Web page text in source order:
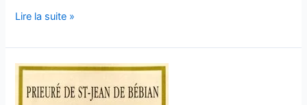
Coteaux
Languedoc
–
Chapelle
Lire la suite »